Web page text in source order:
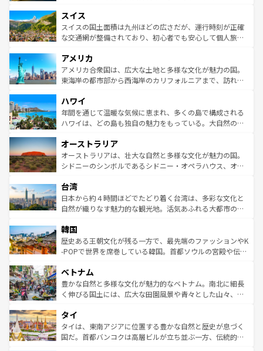
れる地方に足を運ぶとそれぞれで全く異なる文化を体験で
きるだろう。 なお、新着のフランス情報はコンテンツ一覧
を参照してほしい。
は、お酒好きな人にはぜひ体験してほしい。 なお、新着の
ドイツ情報はコンテンツ一覧を参照してほしい。
リアごとに異なる魅力がある。また、優雅なアフタヌーン
ティー、ビール好きにはたまらない英国パブ、サッカー観
戦など、本場だからこそできる体験も豊富。イギリスを旅
ンツ一覧を参照してほしい。
スイス
スイスの国土面積は九州ほどの広さだが、運行時刻が正確
な交通網が整備されており、初心者でも安心して個人旅行
の建物がそのまま残る町や、スイスならではのユニークな
博物館もあり、アルプス観光だけでなく町歩きも満喫する
ことができる。国民の所得が高いため物価も高いが、旅行
ば市内交通費無料で観光を楽しむこともできる。 なお、新
着のスイス情報はコンテンツ一覧 を参照してほしい。
アメリカ
アメリカ合衆国は、広大な土地と多様な文化が魅力の国。
東海岸の都市部から西海岸のカリフォルニアまで、訪れる
のような巨大都市は、観光、ショッピング、エンターテイ
ンメントが詰まった刺激的なスポットだ。一方、アメリカ
西部には大自然が広がり、グランドキャニオンやイエロー
部のニューオーリンズでは、音楽と美食が融合した独特の
文化が魅力。旅行者はアメリカの各地域で異なる魅力を楽
しみながら、その多様性と豊かな歴史を感じることができ
ならではの贅沢な旅のスタイルだ。 なお、新着のアメリカ
情報はコンテンツ一覧を参照してほしい。
ハワイ
年間を通じて温暖な気候に恵まれ、多くの島で構成される
ハワイは、どの島も独自の魅力をもっている。大自然の神
ワイ島は見逃せない。また、定番の観光地といえばオアフ
島だが、静かな自然を求めるならマウイ島やカウアイ島が
おすすめ。エメラルドグリーンに輝く海をはじめ、豊かな
れるおもてなしの心で訪れる人々を迎えてくれるハワイの
人々、おいしいローカルフードやハワイアンミュージッ
ク、伝統的なフラダンスなど、すべてがハワイの魅力を彩
ワイを、存分に味わってほしい。 なお、新着のハワイ情報
はコンテンツ一覧を参照してほしい。
オーストラリア
オーストラリアは、壮大な自然と多様な文化が魅力の国。
シドニーのシンボルであるシドニー・オペラハウス、オー
リアリーフや大陸中央部にそびえるウルル（エアーズロッ
ク）、タスマニアの美しい原生林やケアンズの熱帯雨林な
ど、見どころがたくさん。また、カフェやワイン、オージ
いる。アクティビティも充実しており、サーフィンやダイ
ビング、ハイキングなど、アウトドア好きにはたまらな
い。オーストラリアの多彩な魅力を存分に味わいつくそ
参照してほしい。
台湾
日本から約４時間ほどでたどり着く台湾は、多彩な文化と
自然が織りなす魅力的な観光地。活気あふれる大都市の台
ン）、静ひつな山岳地帯である台湾東部など、都市の喧騒
と山間の静けさが共存しており、訪れる人に新しい発見と
驚きをもたらしてくれる。また、奥深い台湾の食文化も魅
容にもいいと評判のスイーツなど、バラエティ豊かな料理
が味わえる。 なお、新着の台湾情報は コンテンツ一覧を参
照してほしい。
韓国
歴史ある王朝文化が残る一方で、最先端のファッションやK
-POPで世界を席巻している韓国。首都ソウルの宮殿や伝統
き、地方に足を延ばせば四季折々の自然美を楽しむことが
できる。そして、キムチや焼肉、絶品のストリートフード
まで、さまざまな韓国料理が待っている。夜には、韓国な
リティに包まれながら、韓国の多彩な魅力を心ゆくまで味
わってみてほしい。 なお、新着の韓国情報はコンテンツ一
覧を参照してほしい。
ベトナム
豊かな自然と多様な文化が魅力的なベトナム。南北に細長
く伸びる国土には、広大な田園風景や青々とした山々、世
急速な発展と共に伝統が息づく。ハノイの古い町並みやホ
ーチミン市のフランス統治時代の建物も、独特の雰囲気を
醸し出している。また、バラエティの豊かさとおいしさで
タイ
タイは、東南アジアに位置する豊かな自然と歴史が息づく
国だ。首都バンコクは高層ビルが立ち並ぶ一方、伝統的な